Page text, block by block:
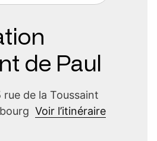
de Paul
rue de la Toussaint
Voir l’itinéraire